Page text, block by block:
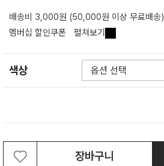
배송비 3,000원 (50,000원 이상 무료배송)
멤버십 할인쿠폰
펼쳐보기
색상
장바구니